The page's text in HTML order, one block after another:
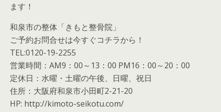
ます！
和泉市の整体「きもと整骨院」
ご予約お問合せは今すぐコチラから！
TEL:0120-19-2255
営業時間：AM9：00～13：00 PM16：00～20：00
定休日：水曜・土曜の午後、日曜、祝日
住所：大阪府和泉市小田町2-21-20
HP: http://kimoto-seikotu.com/